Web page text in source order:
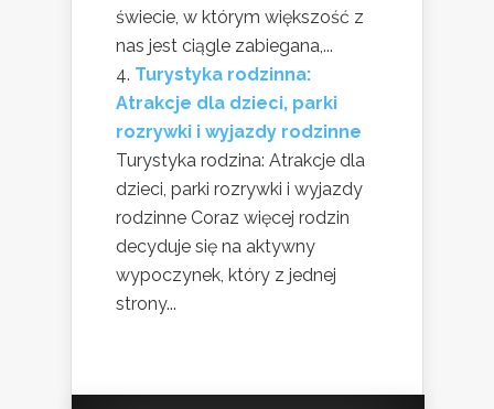
świecie, w którym większość z
nas jest ciągle zabiegana,...
Turystyka rodzinna:
Atrakcje dla dzieci, parki
rozrywki i wyjazdy rodzinne
Turystyka rodzina: Atrakcje dla
dzieci, parki rozrywki i wyjazdy
rodzinne Coraz więcej rodzin
decyduje się na aktywny
wypoczynek, który z jednej
strony...